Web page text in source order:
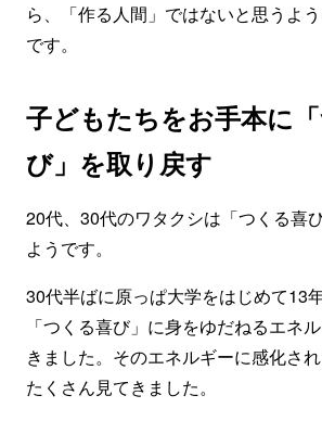
ら、「作る人間」ではないと思うよ
です。
子どもたちをお手本に
び」を取り戻す
20代、30代のワタクシは「つくる喜
ようです。
30代半ばに原っぱ大学をはじめて13
「つくる喜び」に身をゆだねるエネ
きました。そのエネルギーに感化さ
たくさん見てきました。